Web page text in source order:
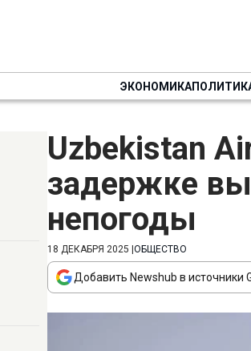
ЭКОНОМИКА
Uzbekistan
задержке
непогоды
18 ДЕКАБРЯ 2025 ОБЩЕСТВО
Добавить Newshub в источники